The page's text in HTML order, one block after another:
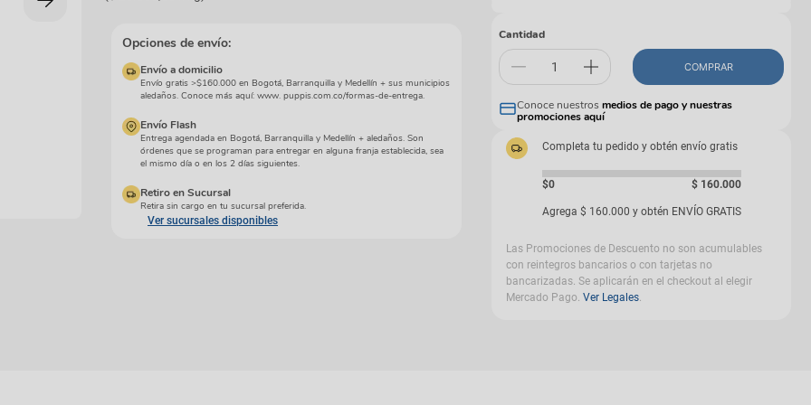
manchas
Opciones de envío:
Envío a domicilio
Envío gratis >$160.000 en Bogotá, Barranquilla y Medellín + sus municipios
aledaños. Conoce más aquí: www. puppis.com.co/formas-de-entrega.
Envío Flash
Entrega agendada en Bogotá, Barranquilla y Medellín + aledaños. Son
órdenes que se programan para entregar en alguna franja establecida, sea
el mismo día o en los 2 días siguientes.
Retiro en Sucursal
Retira sin cargo en tu sucursal preferida.
Ver sucursales disponibles
Cantidad
COMPRAR
Conoce nuestros medios de pago y nuestras
promociones aquí
Completa tu pedido y obtén envío gratis
$0 $ 160.000
Agrega $ 160.000 y obtén ENVÍO GRATIS
Las Promociones de Descuento no son acumulables
con reintegros bancarios o con tarjetas no
bancarizadas. Se aplicarán en el checkout al elegir
Mercado Pago. Ver Legales.